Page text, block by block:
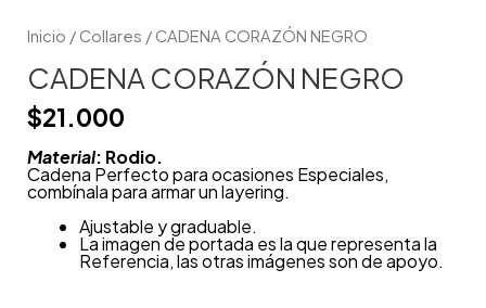
Inicio / Collares / CADENA CORAZÓN NEGRO
CADENA CORAZÓN NEGRO
$21.000
Material: Rodio.
Cadena Perfecto para ocasiones Especiales,
combínala para armar un layering.
Ajustable y graduable.
La imagen de portada es la que representa la
Referencia, las otras imágenes son de apoyo.